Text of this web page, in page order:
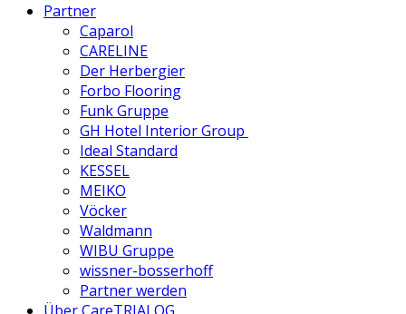
Partner
Caparol
CARELINE
Der Herbergier
Forbo Flooring
Funk Gruppe
GH Hotel Interior Group
Ideal Standard
KESSEL
MEIKO
Vöcker
Waldmann
WIBU Gruppe
wissner-bosserhoff
Partner werden